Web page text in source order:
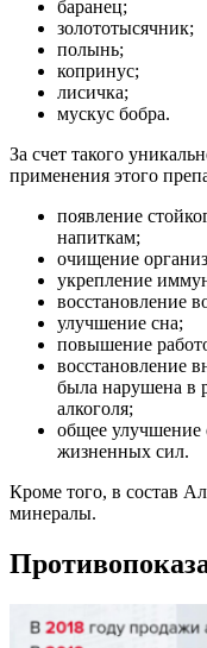
баранец;
золототысячник;
полынь;
копринус;
лисичка;
мускус бобра.
За счет такого
применения этого
появление
напиткам;
очищение
укрепление
восстановление
улучшение сна;
повышение
восстановление
была нарушена в
алкоголя;
общее улучшение
жизненных сил.
Кроме того, в состав
минералы.